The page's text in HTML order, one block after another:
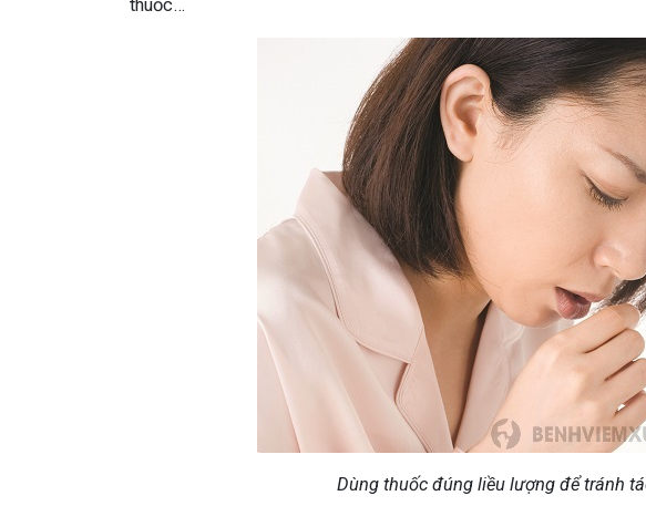
thuốc…
Dùng thuốc đúng liều lượng để tránh